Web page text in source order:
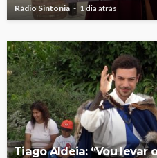
Rádio Sintonia 1 dia atrás
Tiago Aldeia: “Vou levar